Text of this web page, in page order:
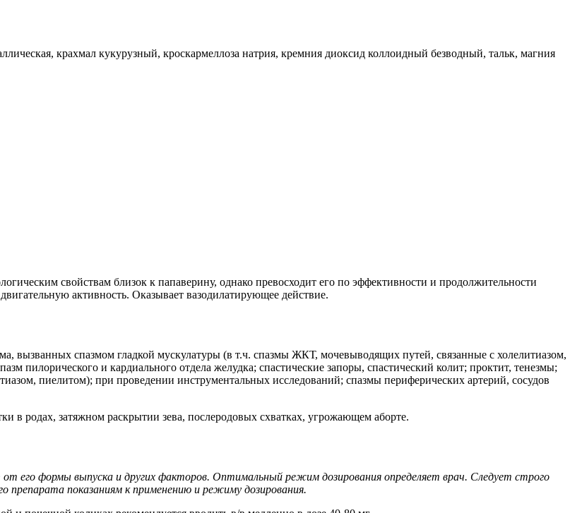
крахмал кукурузный, кроскармеллоза натрия, кремния диоксид коллоидный безводный, тальк, магния
свойствам близок к папаверину, однако превосходит его по эффективности и продолжительности
активность. Оказывает вазодилатирующее действие.
вызванных спазмом гладкой мускулатуры (в т.ч. спазмы ЖКТ, мочевыводящих путей, связанные с холелитиазом,
пилорического и кардиального отдела желудка; спастические запоры, спастический колит; проктит, тенезмы;
пиелитом); при проведении инструментальных исследований; спазмы периферических артерий, сосудов
в родах, затяжном раскрытии зева, послеродовых схватках, угрожающем аборте.
его формы выпуска и других факторов. Оптимальный режим дозирования определяет врач. Следует строго
препарата показаниям к применению и режиму дозирования.